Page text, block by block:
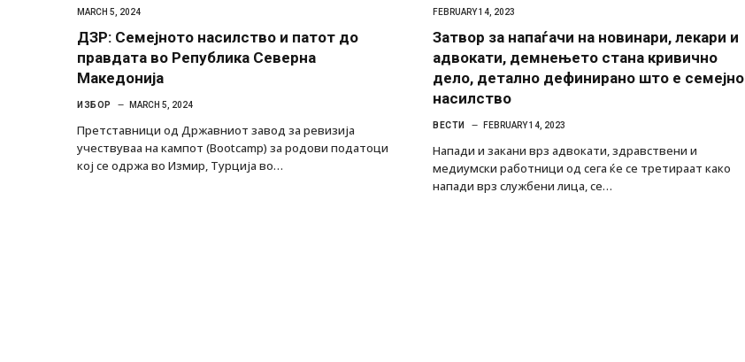
MARCH 5, 2024
ДЗР: Семејното насилство и патот до
правдата во Република Северна
Македонија
ИЗБОР MARCH 5, 2024
Претставници од Државниот завод за ревизија
учествуваа на кампот (Bootcamp) за родови податоци
кој се одржа во Измир, Турција во…
FEBRUARY 14, 2023
Затвор за напаѓачи на новинари, лекари и
адвокати, демнењето стана кривично
дело, детално дефинирано што е семејно
насилство
ВЕСТИ FEBRUARY 14, 2023
Напади и закани врз адвокати, здравствени и
медиумски работници од сега ќе се третираат како
напади врз службени лица, се…